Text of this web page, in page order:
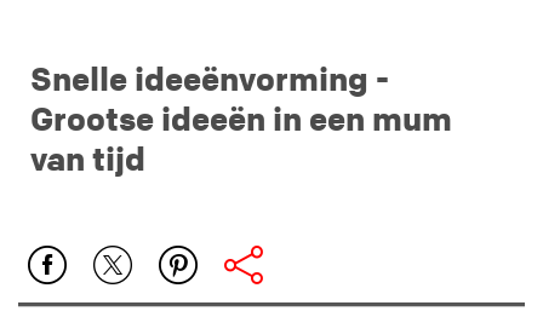
Snelle ideeënvorming -
Grootse ideeën in een mum
van tijd